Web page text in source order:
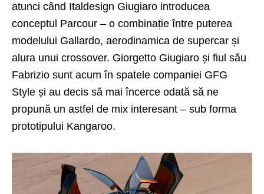
atunci când Italdesign Giugiaro introducea
conceptul Parcour – o combinație între puterea
modelului Gallardo, aerodinamica de supercar și
alura unui crossover. Giorgetto Giugiaro și fiul său
Fabrizio sunt acum în spatele companiei GFG
Style și au decis să mai încerce odată să ne
propună un astfel de mix interesant – sub forma
prototipului Kangaroo.